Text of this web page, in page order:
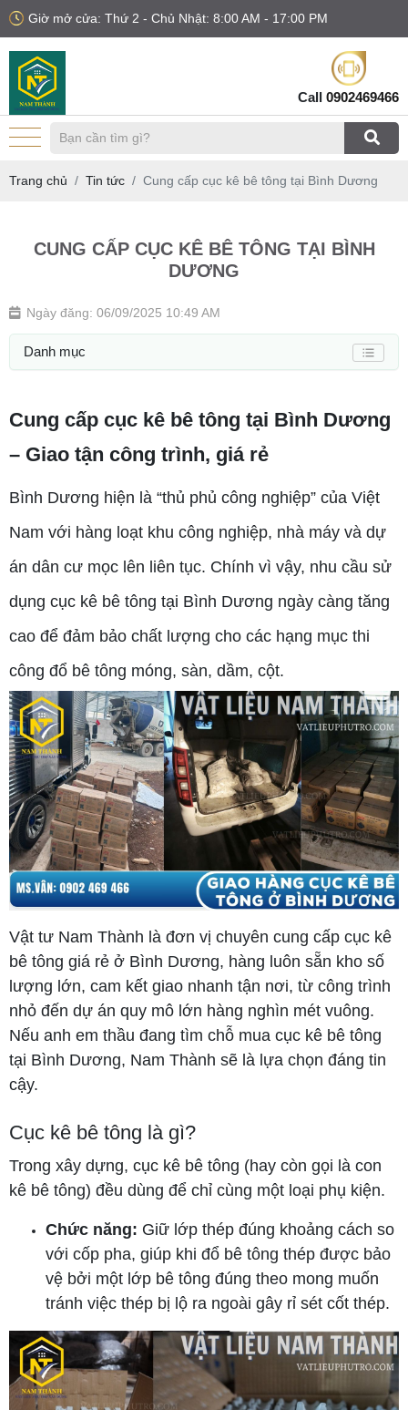
Giờ mở cửa: Thứ 2 - Chủ Nhật: 8:00 AM - 17:00 PM
Call 0902469466
Trang chủ Tin tức Cung cấp cục kê bê tông tại Bình Dương
CUNG CẤP CỤC KÊ BÊ TÔNG TẠI BÌNH
DƯƠNG
Ngày đăng: 06/09/2025 10:49 AM
Danh mục
Cung cấp cục kê bê tông tại Bình Dương
– Giao tận công trình, giá rẻ
Bình Dương hiện là “thủ phủ công nghiệp” của Việt
Nam với hàng loạt khu công nghiệp, nhà máy và dự
án dân cư mọc lên liên tục. Chính vì vậy, nhu cầu sử
dụng cục kê bê tông tại Bình Dương ngày càng tăng
cao để đảm bảo chất lượng cho các hạng mục thi
công đổ bê tông móng, sàn, dầm, cột.
Vật tư Nam Thành là đơn vị chuyên cung cấp cục kê
bê tông giá rẻ ở Bình Dương, hàng luôn sẵn kho số
lượng lớn, cam kết giao nhanh tận nơi, từ công trình
nhỏ đến dự án quy mô lớn hàng nghìn mét vuông.
Nếu anh em thầu đang tìm chỗ mua cục kê bê tông
tại Bình Dương, Nam Thành sẽ là lựa chọn đáng tin
cậy.
Cục kê bê tông là gì?
Trong xây dựng, cục kê bê tông (hay còn gọi là con
kê bê tông) đều dùng để chỉ cùng một loại phụ kiện.
Chức năng: Giữ lớp thép đúng khoảng cách so
với cốp pha, giúp khi đổ bê tông thép được bảo
vệ bởi một lớp bê tông đúng theo mong muốn
tránh việc thép bị lộ ra ngoài gây rỉ sét cốt thép.